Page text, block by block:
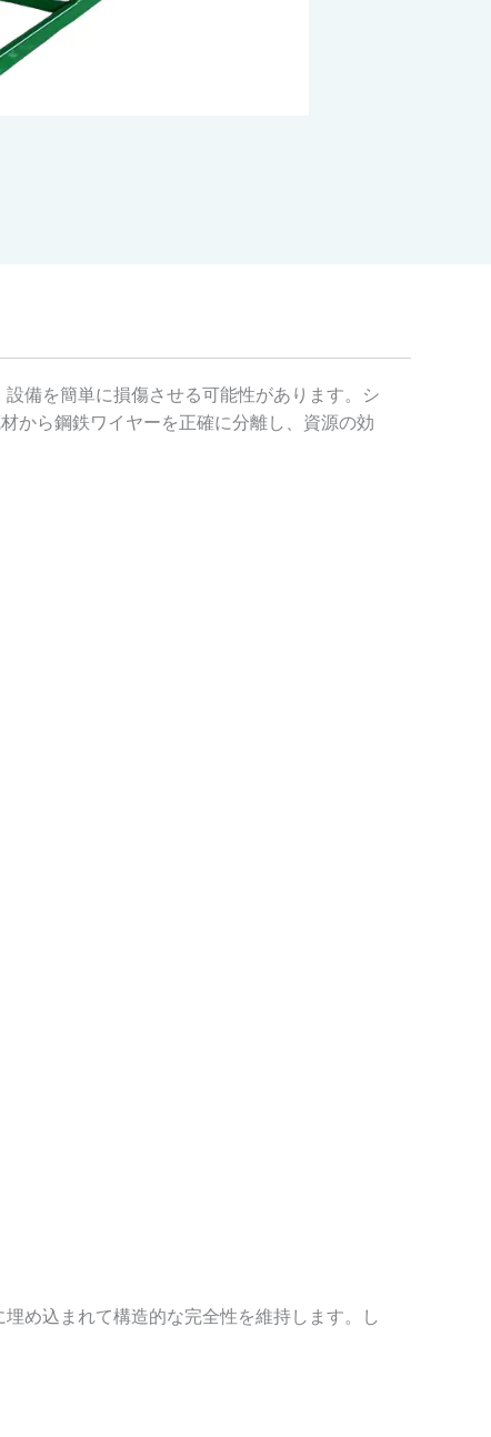
備を簡単に損傷させる可能性があります。シ
から鋼鉄ワイヤーを正確に分離し、資源の効
め込まれて構造的な完全性を維持します。し